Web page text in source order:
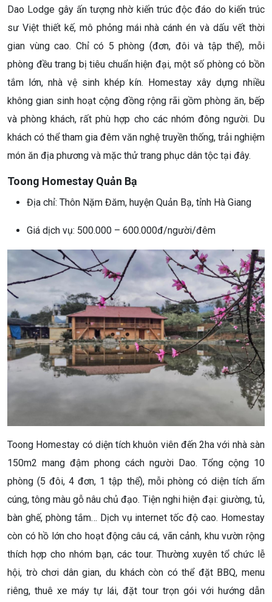
Dao Lodge gây ấn tượng nhờ kiến trúc độc đáo do kiến trúc
sư Việt thiết kế, mô phỏng mái nhà cánh én và dấu vết thời
gian vùng cao. Chỉ có 5 phòng (đơn, đôi và tập thể), mỗi
phòng đều trang bị tiêu chuẩn hiện đại, một số phòng có bồn
tắm lớn, nhà vệ sinh khép kín. Homestay xây dựng nhiều
không gian sinh hoạt cộng đồng rộng rãi gồm phòng ăn, bếp
và phòng khách, rất phù hợp cho các nhóm đông người. Du
khách có thể tham gia đêm văn nghệ truyền thống, trải nghiệm
món ăn địa phương và mặc thử trang phục dân tộc tại đây.
Toong Homestay Quản Bạ
Địa chỉ: Thôn Nặm Đăm, huyện Quản Bạ, tỉnh Hà Giang
Giá dịch vụ: 500.000 – 600.000đ/người/đêm
Toong Homestay có diện tích khuôn viên đến 2ha với nhà sàn
150m2 mang đậm phong cách người Dao. Tổng cộng 10
phòng (5 đôi, 4 đơn, 1 tập thể), mỗi phòng có diện tích ấm
cúng, tông màu gỗ nâu chủ đạo. Tiện nghi hiện đại: giường, tủ,
bàn ghế, phòng tắm… Dịch vụ internet tốc độ cao. Homestay
còn có hồ lớn cho hoạt động câu cá, vãn cảnh, khu vườn rộng
thích hợp cho nhóm bạn, các tour. Thường xuyên tổ chức lễ
hội, trò chơi dân gian, du khách còn có thể đặt BBQ, menu
riêng, thuê xe máy tự lái, đặt tour trọn gói với hướng dẫn